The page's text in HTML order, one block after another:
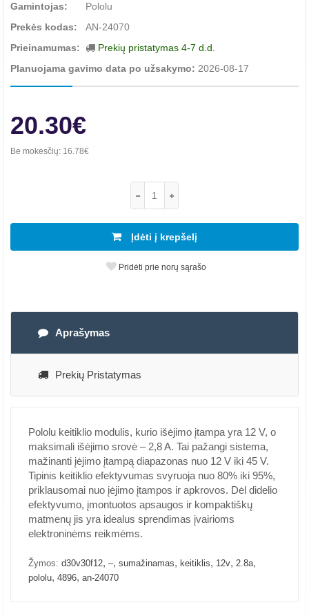
Gamintojas:
Pololu
Prekės kodas:
AN-24070
Prieinamumas:
Prekių pristatymas 4-7 d.d.
Planuojama gavimo data po užsakymo: 2026-08-17
20.30€
Be mokesčių: 16.78€
Įdėti į krepšelį
Pridėti prie norų sąrašo
Aprašymas
Prekių Pristatymas
Pololu keitiklio modulis, kurio išėjimo įtampa yra 12 V, o
maksimali išėjimo srovė – 2,8 A. Tai pažangi sistema,
mažinanti įėjimo įtampą diapazonas nuo 12 V iki 45 V.
Tipinis keitiklio efektyvumas svyruoja nuo 80% iki 95%,
priklausomai nuo įėjimo įtampos ir apkrovos. Dėl didelio
efektyvumo, įmontuotos apsaugos ir kompaktiškų
matmenų jis yra idealus sprendimas įvairioms
elektroninėms reikmėms.
Žymos: d30v30f12, –, sumažinamas, keitiklis, 12v, 2.8a,
pololu, 4896, an-24070